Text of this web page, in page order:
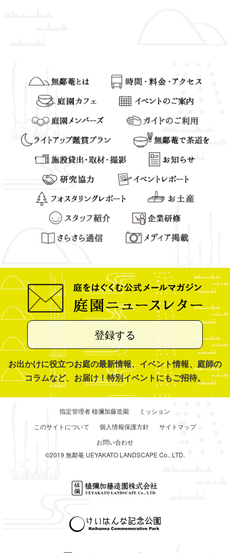
登録する
お出かけに役立つお庭の最新情報、イベント情報、庭師の
コラムなど、お届け！特別イベントにもご招待。
指定管理者 植彌加藤造園
ミッション
このサイトについて
個人情報保護方針
サイトマップ
お問い合わせ
©2019 無鄰菴 UEYAKATO LANDSCAPE Co., LTD.